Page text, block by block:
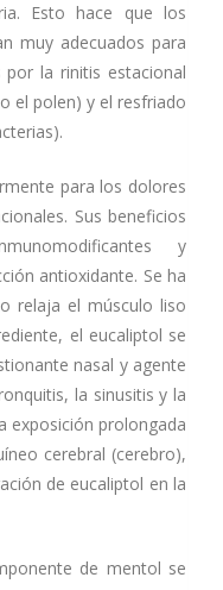
Esto hace que los
muy adecuados para
la rinitis estacional
el polen) y el resfriado
para los dolores
Sus beneficios
y
antioxidante. Se ha
relaja el músculo liso
el eucaliptol se
nasal y agente
la sinusitis y la
exposición prolongada
cerebral (cerebro),
de eucaliptol en la
de mentol se